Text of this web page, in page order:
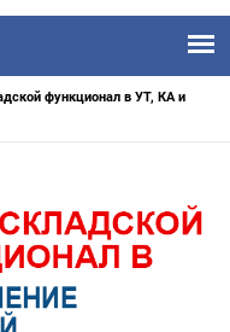
функционал в УТ, КА и